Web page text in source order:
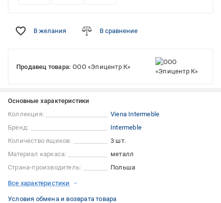
В желания В сравнение
Продавец товара: ООО «Эпицентр К»
Основные характеристики
Коллекция:
Viena Intermeble
Бренд:
Intermeble
Количество ящиков:
3 шт.
Материал каркаса:
металл
Страна-производитель:
Польша
Все характеристики
Условия обмена и возврата товара